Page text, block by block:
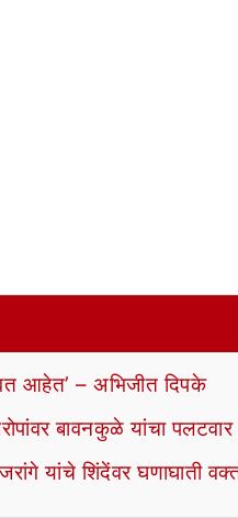
आहेत’ – अभिजीत दिपके
बावनकुळे यांचा पलटवार
यांचे शिंदेंवर घणाघाती